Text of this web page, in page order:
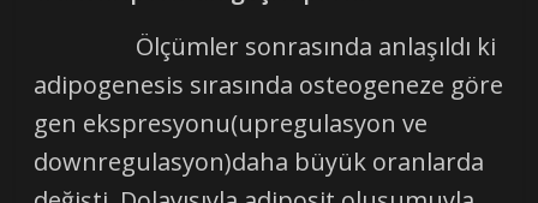
Ölçümler sonrasında anlaşıldı ki
adipogenesis sırasında osteogeneze göre
gen ekspresyonu(upregulasyon ve
downregulasyon)daha büyük oranlarda